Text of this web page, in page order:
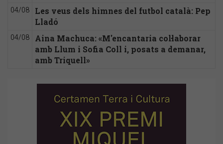
04/08
Les veus dels himnes del futbol català: Pep
Lladó
04/08
Aina Machuca: «M'encantaria col·laborar
amb Llum i Sofia Coll i, posats a demanar,
amb Triquell»